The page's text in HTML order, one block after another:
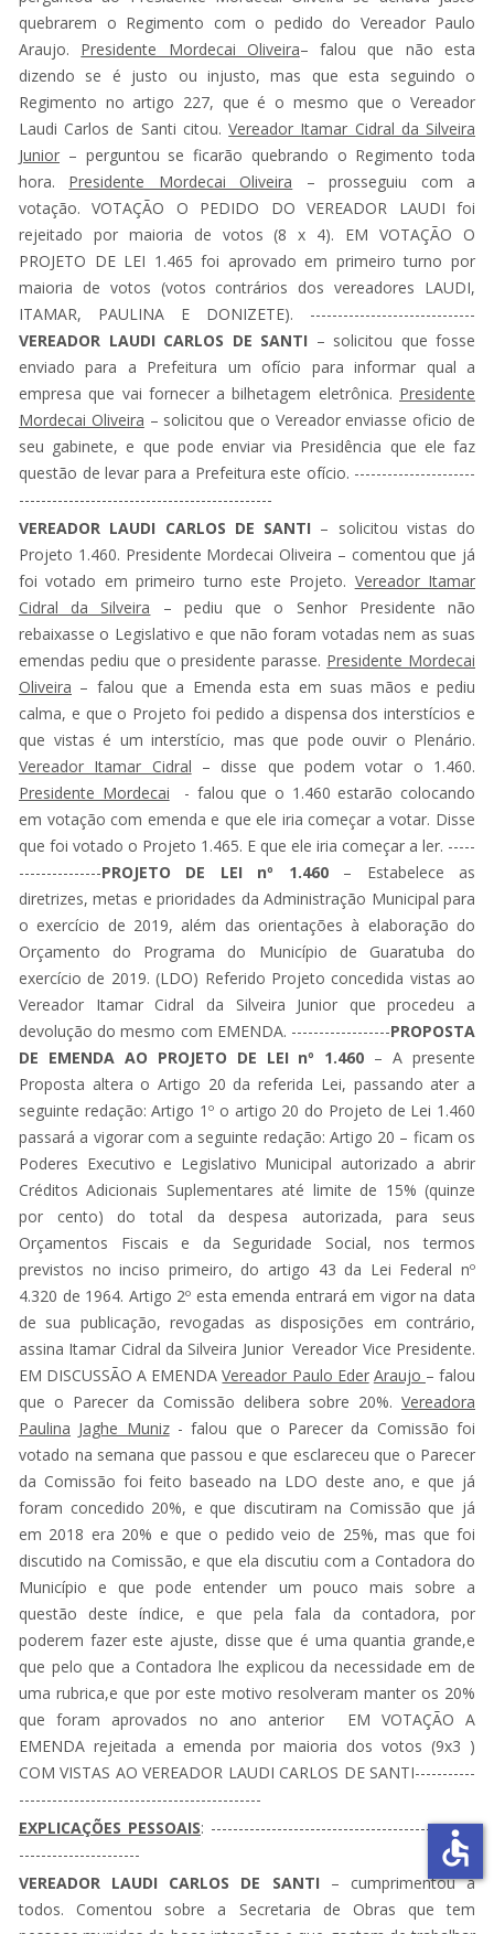
quebrarem o Regimento com o pedido do Vereador Paulo
Araujo. Presidente Mordecai Oliveira– falou que não esta
dizendo se é justo ou injusto, mas que esta seguindo o
Regimento no artigo 227, que é o mesmo que o Vereador
Laudi Carlos de Santi citou.Vereador Itamar Cidral da Silveira
Junior – perguntou se ficarão quebrando o Regimento toda
hora. Presidente Mordecai Oliveira – prosseguiu com a
votação. VOTAÇÃO O PEDIDO DO VEREADOR LAUDI foi
rejeitado por maioria de votos (8 x 4). EM VOTAÇÃO O
PROJETO DE LEI 1.465 foi aprovado em primeiro turno por
maioria de votos (votos contrários dos vereadores LAUDI,
ITAMAR, PAULINA E DONIZETE). ------------------------------
VEREADOR LAUDI CARLOS DE SANTI – solicitou que fosse
enviado para a Prefeitura um ofício para informar qual a
empresa que vai fornecer a bilhetagem eletrônica. Presidente
Mordecai Oliveira – solicitou que o Vereador enviasse oficio de
seu gabinete, e que pode enviar via Presidência que ele faz
questão de levar para a Prefeitura este ofício. ----------------------
----------------------------------------------
VEREADOR LAUDI CARLOS DE SANTI – solicitou vistas do
Projeto 1.460. Presidente Mordecai Oliveira – comentou que já
foi votado em primeiro turno este Projeto. Vereador Itamar
Cidral da Silveira – pediu que o Senhor Presidente não
rebaixasse o Legislativo e que não foram votadas nem as suas
emendas pediu que o presidente parasse. Presidente Mordecai
Oliveira – falou que a Emenda esta em suas mãos e pediu
calma, e que o Projeto foi pedido a dispensa dos interstícios e
que vistas é um interstício, mas que pode ouvir o Plenário.
Vereador Itamar Cidral – disse que podem votar o 1.460.
Presidente Mordecai - falou que o 1.460 estarão colocando
em votação com emenda e que ele iria começar a votar. Disse
que foi votado o Projeto 1.465. E que ele iria começar a ler. -----
---------------PROJETO DE LEI nº 1.460– Estabelece as
diretrizes, metas e prioridades da Administração Municipal para
o exercício de 2019, além das orientações à elaboração do
Orçamento do Programa do Município de Guaratuba do
exercício de 2019. (LDO) Referido Projeto concedida vistas ao
Vereador Itamar Cidral da Silveira Junior que procedeu a
devolução do mesmo com EMENDA. ------------------PROPOSTA
DE EMENDA AO PROJETO DE LEI nº 1.460 – A presente
Proposta altera o Artigo 20 da referida Lei, passando ater a
seguinte redação: Artigo 1º o artigo 20 do Projeto de Lei 1.460
passará a vigorar com a seguinte redação: Artigo 20 – ficam os
Poderes Executivo e Legislativo Municipal autorizado a abrir
Créditos Adicionais Suplementares até limite de 15% (quinze
por cento) do total da despesa autorizada, para seus
Orçamentos Fiscais e da Seguridade Social, nos termos
previstos no inciso primeiro, do artigo 43 da Lei Federal nº
4.320 de 1964. Artigo 2º esta emenda entrará em vigor na data
de sua publicação, revogadas as disposições em contrário,
assina Itamar Cidral da Silveira Junior Vereador Vice Presidente.
EM DISCUSSÃO A EMENDAVereador Paulo Eder Araujo – falou
que o Parecer da Comissão delibera sobre 20%. Vereadora
Paulina Jaghe Muniz- falou que o Parecer da Comissão foi
votado na semana que passou e que esclareceu que o Parecer
da Comissão foi feito baseado na LDO deste ano, e que já
foram concedido 20%, e que discutiram na Comissão que já
em 2018 era 20% e que o pedido veio de 25%, mas que foi
discutido na Comissão, e que ela discutiu com a Contadora do
Município e que pode entender um pouco mais sobre a
questão deste índice, e que pela fala da contadora, por
poderem fazer este ajuste, disse que é uma quantia grande,e
que pelo que a Contadora lhe explicou da necessidade em de
uma rubrica,e que por este motivo resolveram manter os 20%
que foram aprovados no ano anterior EM VOTAÇÃO A
EMENDA rejeitada a emenda por maioria dos votos (9x3 )
COM VISTAS AO VEREADOR LAUDI CARLOS DE SANTI-----------
--------------------------------------------
EXPLICAÇÕES PESSOAIS: ------------------------------------------------
----------------------
VEREADOR LAUDI CARLOS DE SANTI – cumprimentou a
todos. Comentou sobre a Secretaria de Obras que tem
accessible